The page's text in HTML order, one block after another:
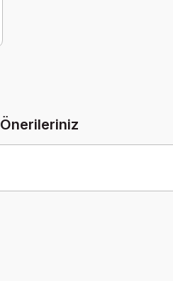
Önerileriniz